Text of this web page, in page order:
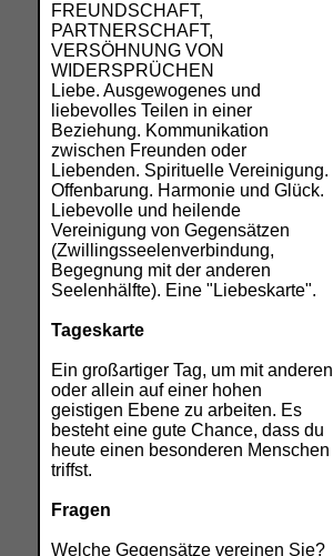
FREUNDSCHAFT,
PARTNERSCHAFT,
VERSÖHNUNG VON
WIDERSPRÜCHEN
Liebe. Ausgewogenes und
liebevolles Teilen in einer
Beziehung. Kommunikation
zwischen Freunden oder
Liebenden. Spirituelle Vereinigung.
Offenbarung. Harmonie und Glück.
Liebevolle und heilende
Vereinigung von Gegensätzen
(Zwillingsseelenverbindung,
Begegnung mit der anderen
Seelenhälfte). Eine "Liebeskarte".
Tageskarte
Ein großartiger Tag, um mit anderen
oder allein auf einer hohen
geistigen Ebene zu arbeiten. Es
besteht eine gute Chance, dass du
heute einen besonderen Menschen
triffst.
Fragen
Welche Gegensätze vereinen Sie?